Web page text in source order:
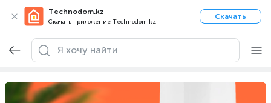
Technodom.kz
Скачать приложение Technodom.kz
Скачать